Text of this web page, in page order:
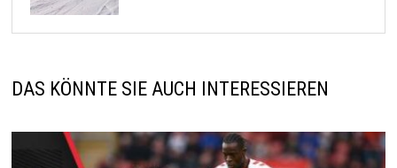
DAS KÖNNTE SIE AUCH INTERESSIEREN